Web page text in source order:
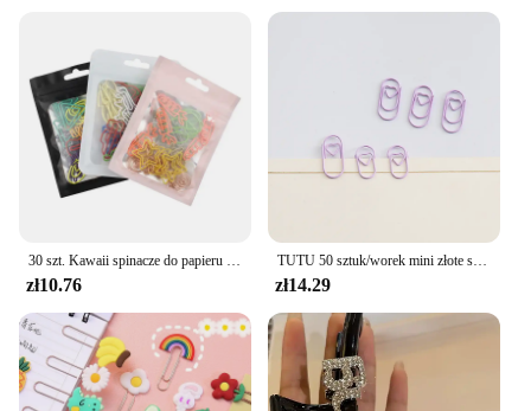
30 szt. Kawaii spinacze do papieru zakładka artykuły papiernicze księga gości gadżet szkolne artykuły biurowe urocze akcesoria do wygładzania biurka
zł10.76
TUTU 50 sztuk/worek mini złote serce różowe złoto kolor klip zakładki binder klip akcesoria biurowe spinacze do papieru Patchwork klip H0481
zł14.29